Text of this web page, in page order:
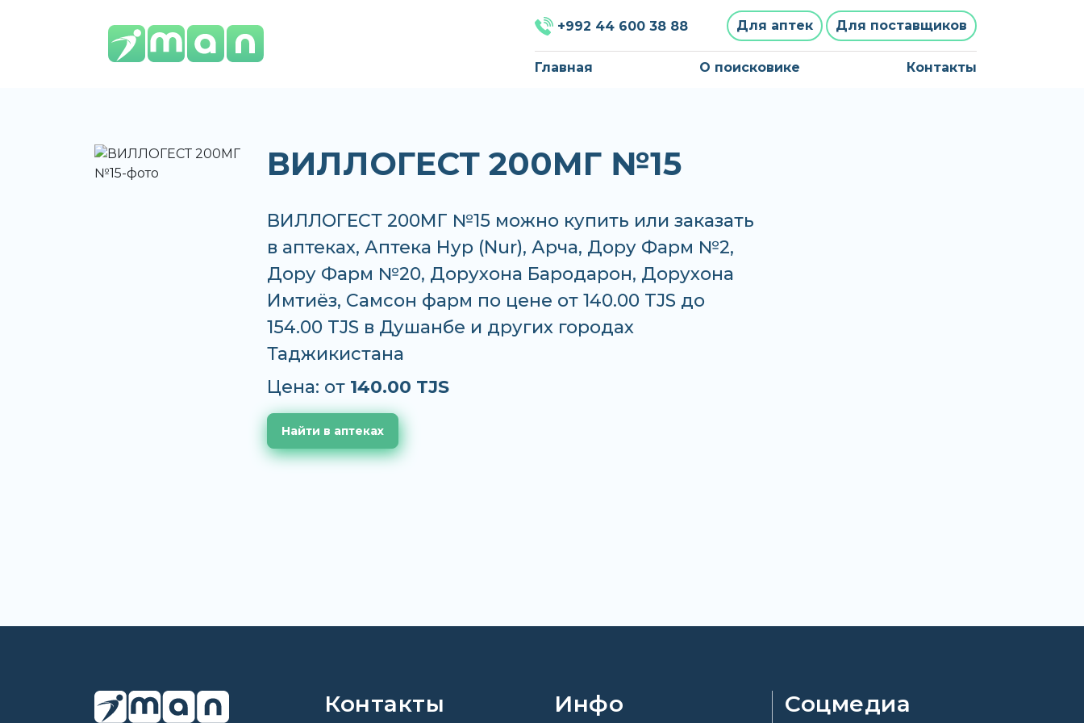
+992 44 600 38 88 Для аптек Для поставщиков
Главная О поисковике Контакты
ВИЛЛОГЕСТ 200МГ №15
ВИЛЛОГЕСТ 200МГ №15 можно купить или заказать
в аптеках, Аптека Нур (Nur), Арча, Дору Фарм №2,
Дору Фарм №20, Дорухона Бародарон, Дорухона
Имтиёз, Самсон фарм по цене от 140.00 TJS до
154.00 TJS в Душанбе и других городах
Таджикистана
Цена: от 140.00 TJS
Найти в аптеках
Контакты Инфо Соцмедиа